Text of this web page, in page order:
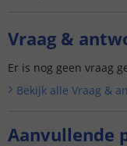
Aanvullende
Vraag &
Er is nog geen vraag
Bekijk alle Vraag &